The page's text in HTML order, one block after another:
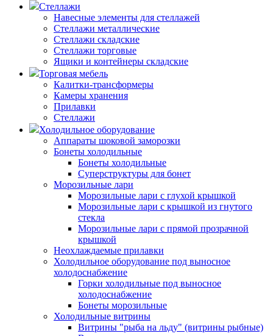
Стеллажи
Навесные элементы для стеллажей
Стеллажи металлические
Стеллажи складские
Стеллажи торговые
Ящики и контейнеры складские
Торговая мебель
Калитки-трансформеры
Камеры хранения
Прилавки
Стеллажи
Холодильное оборудование
Аппараты шоковой заморозки
Бонеты холодильные
Бонеты холодильные
Суперструктуры для бонет
Морозильные лари
Морозильные лари с глухой крышкой
Морозильные лари с крышкой из гнутого
стекла
Морозильные лари с прямой прозрачной
крышкой
Неохлаждаемые прилавки
Холодильное оборудование под выносное
холодоснабжение
Горки холодильные под выносное
холодоснабжение
Бонеты морозильные
Холодильные витрины
Витрины "рыба на льду" (витрины рыбные)